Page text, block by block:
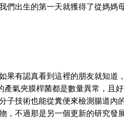
們出生的第一天就獲得了從媽媽
有認真看到這裡的朋友就知道
氣夾膜桿菌都是數量異常，且
子技術也能從糞便來檢測腸道內
不過那是另一個更新的研究發展